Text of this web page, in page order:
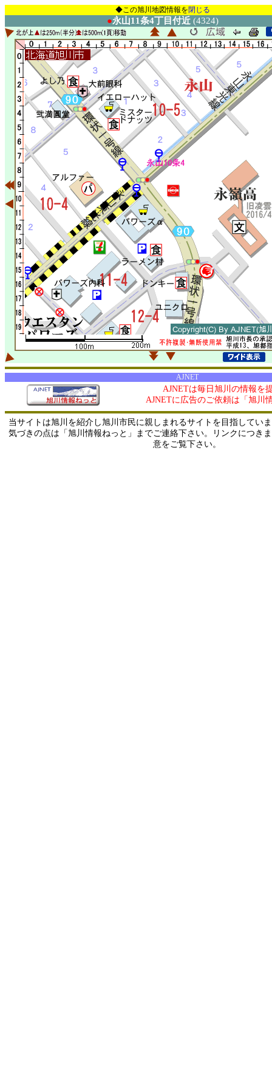
◆この旭川地図情報を閉じる
●永山11条4丁目付近 (4324)
AJNET
AJNETは毎日旭川の情報を
AJNETに広告のご依頼は「旭川
当サイトは旭川を紹介し旭川市民に親しまれるサイトを目指してい
気づきの点は「旭川情報ねっと」までご連絡下さい。リンクにつき
意をご覧下さい。